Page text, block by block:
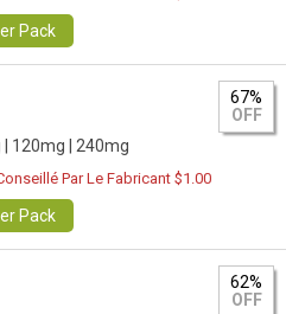
Pack
120mg | 240mg
67%
OFF
Par Le Fabricant $1.00
Pack
62%
OFF